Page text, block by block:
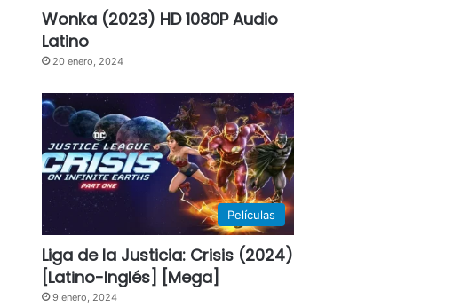
Wonka (2023) HD 1080P Audio
Latino
20 enero, 2024
Películas
Liga de la Justicia: Crisis (2024)
[Latino-Inglés] [Mega]
9 enero, 2024